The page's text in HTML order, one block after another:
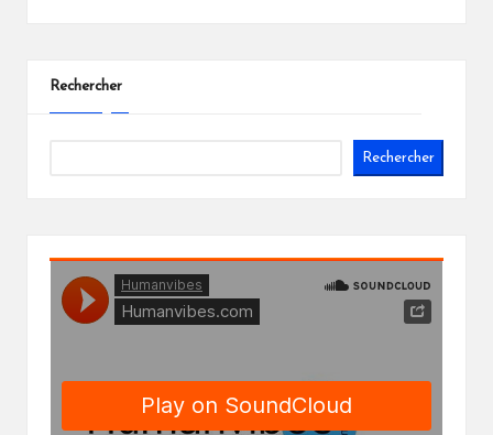
Rechercher
Rechercher